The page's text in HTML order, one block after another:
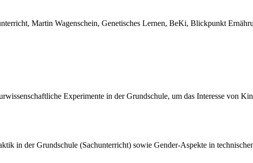
Martin Wagenschein, Genetisches Lernen, BeKi, Blickpunkt
Experimente in der Grundschule, um das Interesse von
in der Grundschule (Sachunterricht) sowie Gender-Aspekte in